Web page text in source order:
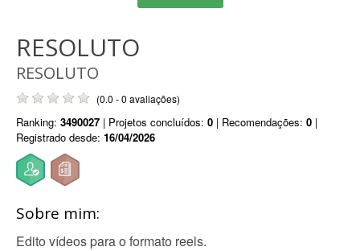
RESOLUTO
RESOLUTO
(0.0 - 0 avaliações)
Ranking: 3490027 | Projetos concluídos: 0 | Recomendações: 0 |
Registrado desde: 16/04/2026
Sobre mim:
Edito vídeos para o formato reels.